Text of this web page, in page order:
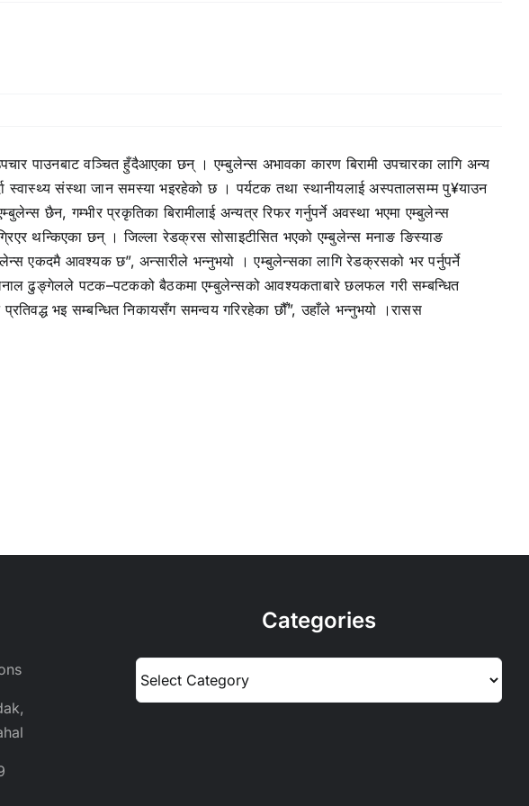
पाउनबाट वञ्चित हुँदैआएका छन् । एम्बुलेन्स अभावका कारण बिरामी उपचारका लागि अन्य
स्वास्थ्य संस्था जान समस्या भइरहेको छ । पर्यटक तथा स्थानीयलाई अस्पतालसम्म पु¥याउन
छैन, गम्भीर प्रकृतिका बिरामीलाई अन्यत्र रिफर गर्नुपर्ने अवस्था भएमा एम्बुलेन्स
थन्किएका छन् । जिल्ला रेडक्रस सोसाइटीसित भएको एम्बुलेन्स मनाङ ङिस्याङ
एकदमै आवश्यक छ”, अन्सारीले भन्नुभयो । एम्बुलेन्सका लागि रेडक्रसको भर पर्नुपर्ने
ढुङ्गेलले पटक–पटकको बैठकमा एम्बुलेन्सको आवश्यकताबारे छलफल गरी सम्बन्धित
भइ सम्बन्धित निकायसँग समन्वय गरिरहेका छौँ”, उहाँले भन्नुभयो ।रासस
Categories